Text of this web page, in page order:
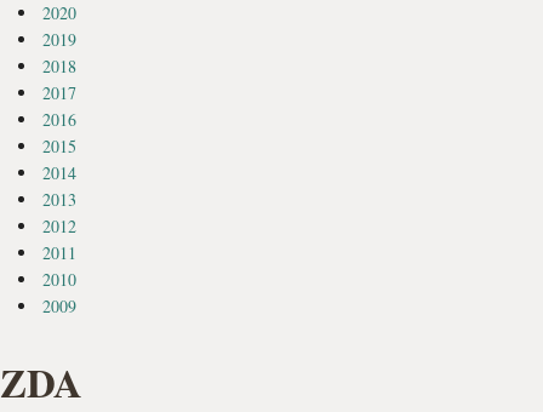
2020
2019
2018
2017
2016
2015
2014
2013
2012
2011
2010
2009
ZDA